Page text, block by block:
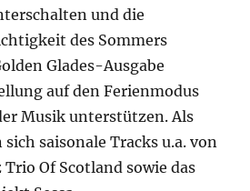
und die
des Sommers
Glades-Ausgabe
auf den Ferienmodus
Musik unterstützen. Als
saisonale Tracks u.a. von
Of Scotland sowie das